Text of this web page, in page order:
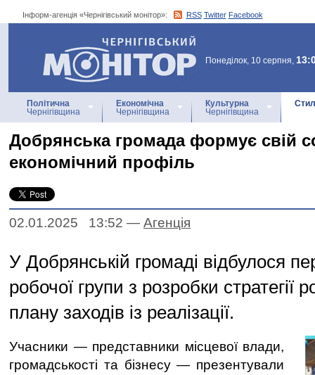
Інформ-агенція «Чернігівський монітор»: RSS Twitter Facebook
Інформ-агенція
«Чернігівський монітор»
Понеділок, 10 серпня,
Політична
Чернігівщина
Економічна
Чернігівщина
Культурна
Чернігівщина
Добрянська громада формує свій
економічний профіль
02.01.2025 13:52 — Агенцiя
У Добрянській громаді відбулося
робочої групи з розробки стратегії
плану заходів із реалізації.
Учасники — представники місцевої влади,
громадськості та бізнесу — презентували